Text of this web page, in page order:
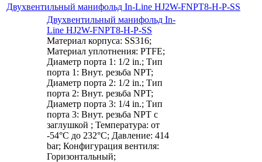
Двухвентильный манифольд In-Line HJ2W-FNPT8-H-P-SS
Двухвентильный манифольд In-
Line HJ2W-FNPT8-H-P-SS
Материал корпуса: SS316;
Материал уплотнения: PTFE;
Диаметр порта 1: 1/2 in.; Тип
порта 1: Внут. резьба NPT;
Диаметр порта 2: 1/2 in.; Тип
порта 2: Внут. резьба NPT;
Диаметр порта 3: 1/4 in.; Тип
порта 3: Внут. резьба NPT с
заглушкой ; Температура: от
-54°C до 232°C; Давление: 414
bar; Конфигурация вентиля:
Горизонтальный;